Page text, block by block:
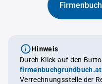
Hinweis
Durch Klick auf den
firmenbuchgrundbuch.at
Verrechnungsstelle der